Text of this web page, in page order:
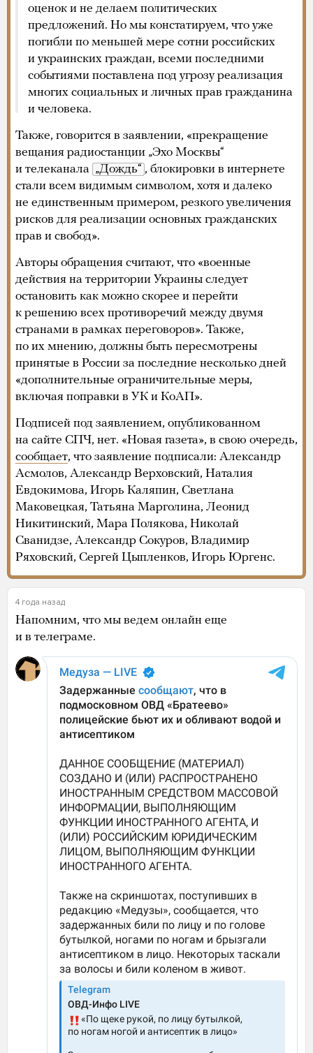
оценок и не делаем политических
предложений. Но мы констатируем, что уже
погибли по меньшей мере сотни российских
и украинских граждан, всеми последними
событиями поставлена под угрозу реализация
многих социальных и личных прав гражданина
и человека.
Также, говорится в заявлении, «прекращение
вещания радиостанции „Эхо Москвы“
и телеканала „Дождь“ , блокировки в интернете
стали всем видимым символом, хотя и далеко
не единственным примером, резкого увеличения
рисков для реализации основных гражданских
прав и свобод».
Авторы обращения считают, что «военные
действия на территории Украины следует
остановить как можно скорее и перейти
к решению всех противоречий между двумя
странами в рамках переговоров». Также,
по их мнению, должны быть пересмотрены
принятые в России за последние несколько дней
«дополнительные ограничительные меры,
включая поправки в УК и КоАП».
Подписей под заявлением, опубликованном
на сайте СПЧ, нет. «Новая газета», в свою очередь,
сообщает, что заявление подписали: Александр
Асмолов, Александр Верховский, Наталия
Евдокимова, Игорь Каляпин, Светлана
Маковецкая, Татьяна Марголина, Леонид
Никитинский, Мара Полякова, Николай
Сванидзе, Александр Сокуров, Владимир
Ряховский, Сергей Цыпленков, Игорь Юргенс.
4 года назад
Напомним, что мы ведем онлайн еще
и в телеграме.